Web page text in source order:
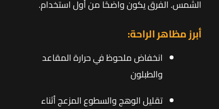
الشمس. الفرق يكون واضحًا من أول استخدام.
أبرز مظاهر الراحة:
انخفاض ملحوظ في حرارة المقاعد
والطبلون
تقليل الوهج والسطوع المزعج أثناء